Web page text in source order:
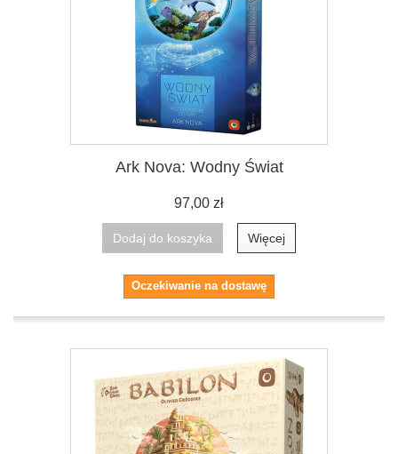
Ark Nova: Wodny Świat
97,00 zł
Dodaj do koszyka Więcej
Oczekiwanie na dostawę